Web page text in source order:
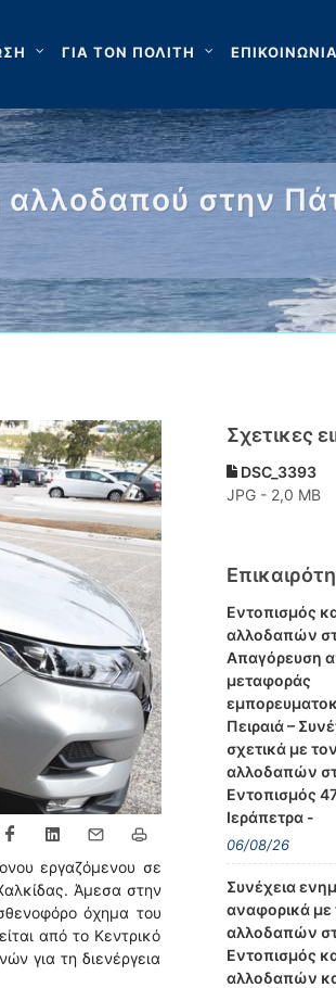
ΓΙΑ ΤΟΝ ΠΟΛΙΤΗ ΕΠΙΚΟΙΝΩΝΙΑ
στην
εργαζόμενου σε
Άμεσα στην
όχημα του
από το Κεντρικό
για τη διενέργεια
Σχετικες
DSC_3393
JPG - 2,0 MB
Εντοπισμός
αλλοδαπών
Απαγόρευση
μεταφοράς
Πειραιά –
σχετικά με
αλλοδαπών
Εντοπισμός
Ιεράπετρα -
06/08/26
Συνέχεια
αναφορικά με
αλλοδαπών
Εντοπισμός
αλλοδαπών